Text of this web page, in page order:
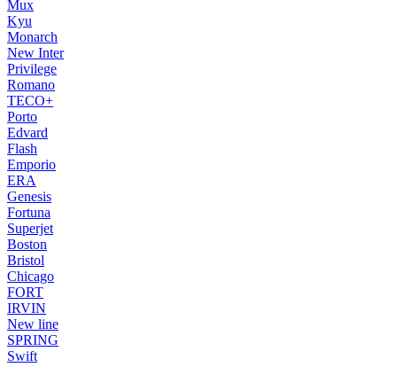
Mux
Kyu
Monarch
New Inter
Privilege
Romano
TECO+
Porto
Edvard
Flash
Emporio
ERA
Genesis
Fortuna
Superjet
Boston
Bristol
Chicago
FORT
IRVIN
New line
SPRING
Swift